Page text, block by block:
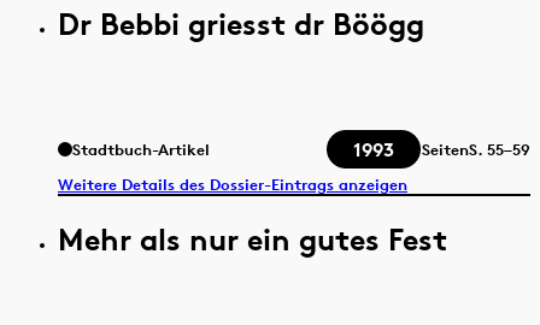
Dr Bebbi griesst dr Böögg
Stadtbuch-Artikel 1993 SeitenS. 55–59
Weitere Details des Dossier-Eintrags anzeigen
Mehr als nur ein gutes Fest